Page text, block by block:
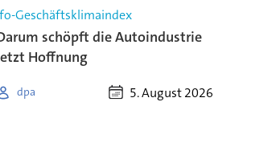
Geschäftsklimaindex
schöpft die Autoindustrie
Hoffnung
dpa 5. August 2026